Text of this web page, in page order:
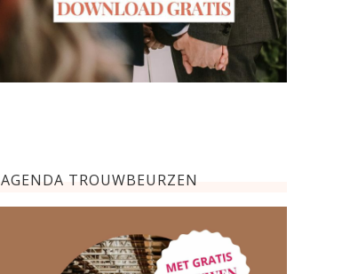
AGENDA TROUWBEURZEN